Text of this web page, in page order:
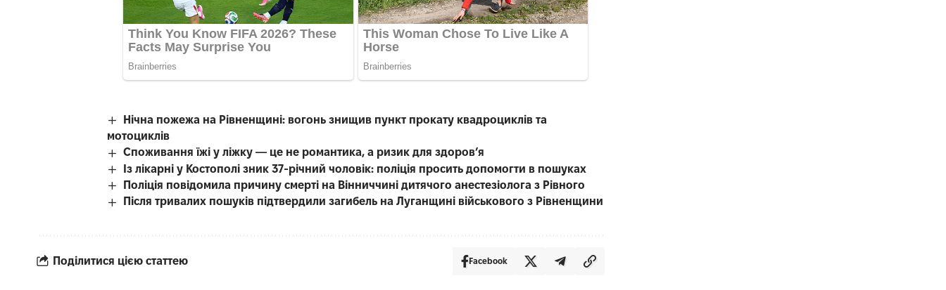
Нічна пожежа на Рівненщині: вогонь знищив пункт прокату квадроциклів та
мотоциклів
Споживання їжі у ліжку — це не романтика, а ризик для здоров’я
Із лікарні у Костополі зник 37-річний чоловік: поліція просить допомогти в пошуках
Поліція повідомила причину смерті на Вінниччині дитячого анестезіолога з Рівного
Після тривалих пошуків підтвердили загибель на Луганщині військового з Рівненщини
Поділитися цією статтею Facebook